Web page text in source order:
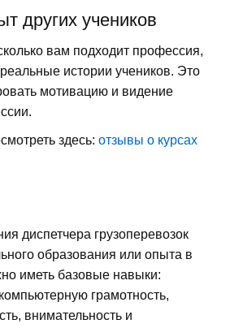
других учеников
вам подходит профессия,
истории учеников. Это
мотивацию и видение
здесь: отзывы о курсах
диспетчера грузоперевозок
образования или опыта в
иметь базовые навыки:
грамотность,
внимательность и